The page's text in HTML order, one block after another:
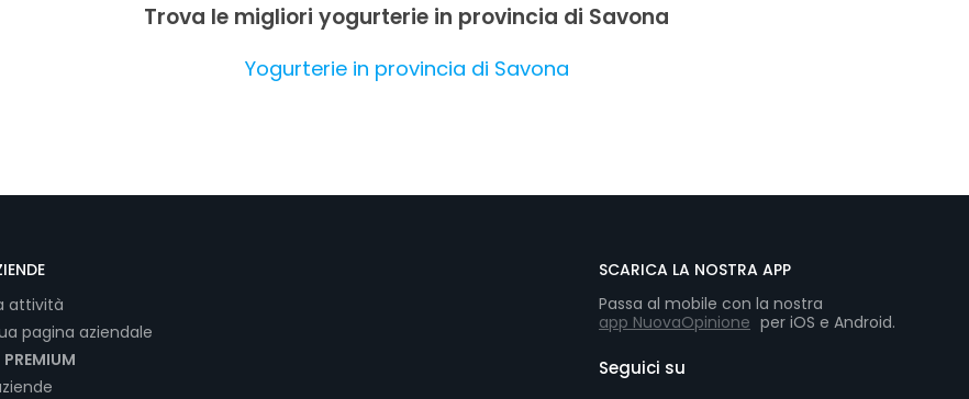
Trova le migliori yogurterie in provincia di Savona
Yogurterie in provincia di Savona
attività
pagina aziendale
PREMIUM
SCARICA LA NOSTRA APP
Passa al mobile con la nostra
app NuovaOpinione per iOS e Android.
Seguici su